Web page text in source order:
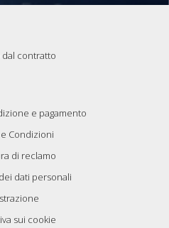
dal contratto
e pagamento
Condizioni
di reclamo
dati personali
sui cookie